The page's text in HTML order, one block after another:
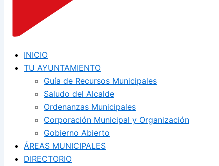
INICIO
TU AYUNTAMIENTO
Guía de Recursos Municipales
Saludo del Alcalde
Ordenanzas Municipales
Corporación Municipal y Organización
Gobierno Abierto
ÁREAS MUNICIPALES
DIRECTORIO